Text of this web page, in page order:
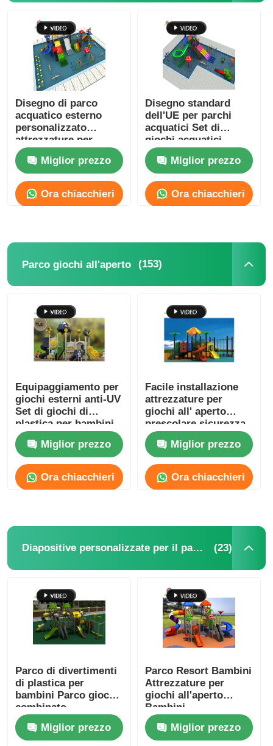
Disegno di parco
acquatico esterno
personalizzato
attrezzature per
giochi d'acqua in
fibra di vetro FRP
Alta durata
Miglior prezzo
Ora chiacchieri
Disegno standard
dell'UE per parchi
acquatici Set di
giochi acquatici
esterni personalizzati
Anti-crack
commerciale
Miglior prezzo
Ora chiacchieri
Parco giochi all'aperto (153)
Equipaggiamento per
giochi esterni anti-UV
Set di giochi di
plastica per bambini
Miglior prezzo
Ora chiacchieri
Facile installazione
attrezzature per
giochi all' aperto
prescolare sicurezza
scivolo di plastica
Miglior prezzo
Ora chiacchieri
Diapositive personalizzate per il parco giochi (23)
Parco di divertimenti
di plastica per
bambini Parco giochi
combinato
Miglior prezzo
Parco Resort Bambini
Attrezzature per
giochi all'aperto
Bambini
Multifunzionale
Miglior prezzo